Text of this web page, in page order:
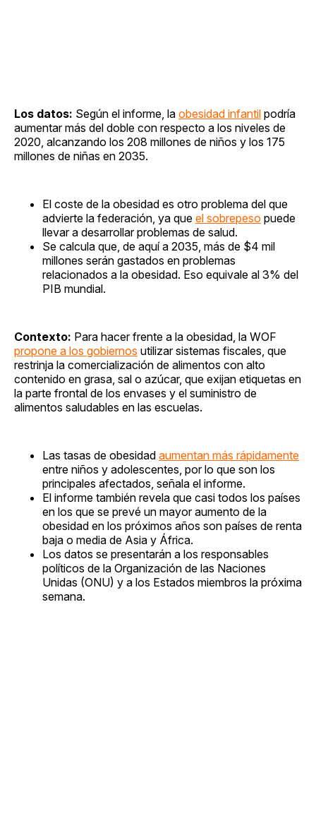
Los datos: Según el informe, la obesidad infantil podría
aumentar más del doble con respecto a los niveles de
2020, alcanzando los 208 millones de niños y los 175
millones de niñas en 2035.
El coste de la obesidad es otro problema del que
advierte la federación, ya que el sobrepeso puede
llevar a desarrollar problemas de salud.
Se calcula que, de aquí a 2035, más de $4 mil
millones serán gastados en problemas
relacionados a la obesidad. Eso equivale al 3% del
PIB mundial.
Contexto: Para hacer frente a la obesidad, la WOF
propone a los gobiernos utilizar sistemas fiscales, que
restrinja la comercialización de alimentos con alto
contenido en grasa, sal o azúcar, que exijan etiquetas en
la parte frontal de los envases y el suministro de
alimentos saludables en las escuelas.
Las tasas de obesidad aumentan más rápidamente
entre niños y adolescentes, por lo que son los
principales afectados, señala el informe.
El informe también revela que casi todos los países
en los que se prevé un mayor aumento de la
obesidad en los próximos años son países de renta
baja o media de Asia y África.
Los datos se presentarán a los responsables
políticos de la Organización de las Naciones
Unidas (ONU) y a los Estados miembros la próxima
semana.